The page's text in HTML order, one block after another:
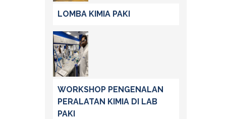
LOMBA KIMIA PAKI
WORKSHOP PENGENALAN
PERALATAN KIMIA DI LAB
PAKI